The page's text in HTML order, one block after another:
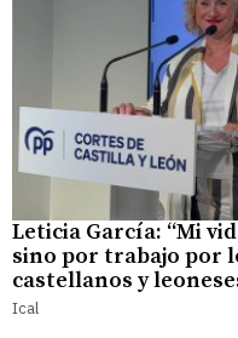
Leticia García: “Mi
sino por trabajo por
castellanos y
Ical